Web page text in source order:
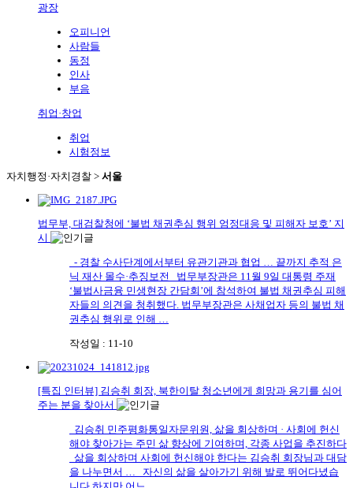
광장
오피니언
사람들
동정
인사
부음
취업·창업
취업
시험정보
자치행정·자치경찰 > 서울
법무부, 대검찰청에 ‘불법 채권추심 행위 엄정대응 및 피해자 보호’ 지
시
- 경찰 수사단계에서부터 유관기관과 협업 … 끝까지 추적 은
닉 재산 몰수·추징보전 법무부장관은 11월 9일 대통령 주재
‘불법사금융 민생현장 간담회’에 참석하여 불법 채권추심 피해
자들의 의견을 청취했다. 법무부장관은 사채업자 등의 불법 채
권추심 행위로 인해 …
작성일 : 11-10
[특집 인터뷰] 김승취 회장, 북한이탈 청소년에게 희망과 용기를 심어
주는 분을 찾아서
김승취 민주평화통일자문위원, 삶을 회상하며 · 사회에 헌신
해야 찾아가는 주민 삶 향상에 기여하며, 각종 사업을 추진하다
삶을 회상하며 사회에 헌신해야 한다는 김승취 회장님과 대담
을 나누면서 … 자신의 삶을 살아가기 위해 발로 뛰어다녔습